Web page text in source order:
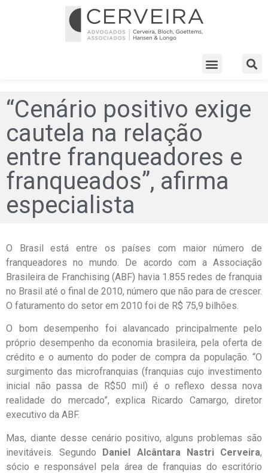
“Cenário positivo exige
cautela na relação
entre franqueadores e
franqueados”, afirma
especialista
O Brasil está entre os países com maior número de
franqueadores no mundo. De acordo com a Associação
Brasileira de Franchising (ABF) havia 1.855 redes de franquia
no Brasil até o final de 2010, número que não para de crescer.
O faturamento do setor em 2010 foi de R$ 75,9 bilhões.
O bom desempenho foi alavancado principalmente pelo
próprio desempenho da economia brasileira, pela oferta de
crédito e o aumento do poder de compra da população. “O
surgimento das microfranquias (franquias cujo investimento
inicial não passa de R$50 mil) é o reflexo dessa nova
realidade do mercado”, explica Ricardo Camargo, diretor
executivo da ABF.
Mas, diante desse cenário positivo, alguns problemas são
inevitáveis. Segundo Daniel Alcântara Nastri Cerveira,
sócio e responsável pela área de franquias do escritório